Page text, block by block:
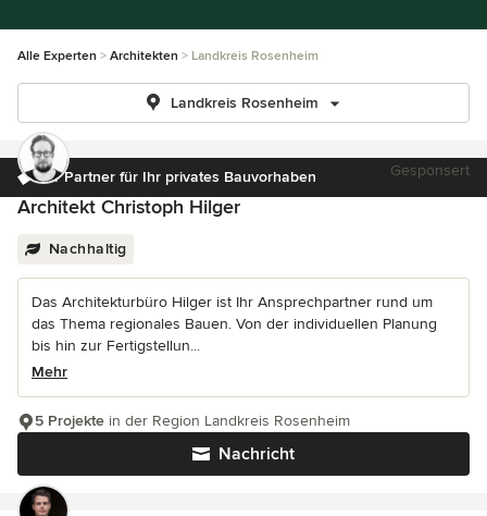
Alle Experten Architekten Landkreis Rosenheim
Landkreis Rosenheim
Ihr Partner für Ihr privates Bauvorhaben Gesponsert
Architekt Christoph Hilger
Nachhaltig
Das Architekturbüro Hilger ist Ihr Ansprechpartner rund um
das Thema regionales Bauen. Von der individuellen Planung
bis hin zur Fertigstellun...
Mehr
Nachricht
5 Projekte in der Region Landkreis Rosenheim